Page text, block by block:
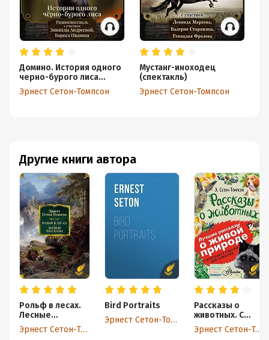
Другие книги автора
Рольф в лесах.
Лесные
рассказы
Эрнест Сетон-Томпсон
Bird Portraits
Эрнест Сетон-Томпсон
Рассказы о
животных. С
вопросами и
ответами для
Эрнест Сетон-Томпсон
Домино. История одного
черно-бурого лиса
(спектакль)
Эрнест Сетон-Томпсон
Мустанг-иноходец
(спектакль)
Эрнест Сетон-Томпсон